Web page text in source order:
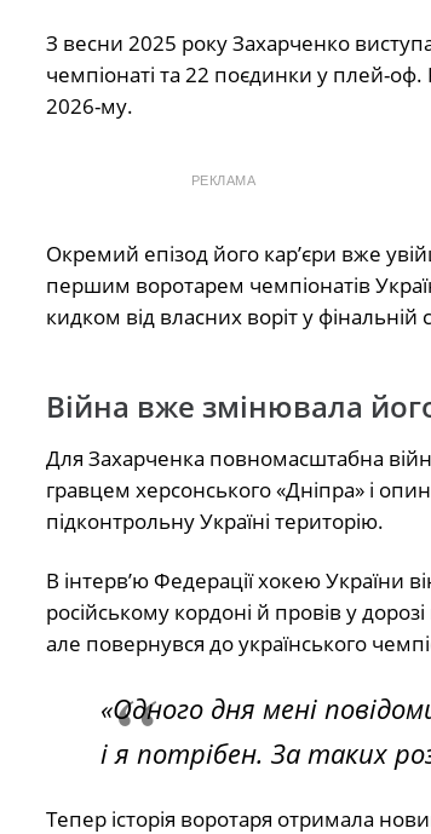
З весни 2025 року Захарченко
чемпіонаті та 22 поєдинки у плей-
2026-му.
РЕКЛАМА
Окремий епізод його кар’єри вже
першим воротарем чемпіонатів
кидком від власних воріт у фінальній
Війна вже змінювала
Для Захарченка повномасштабна
гравцем херсонського «Дніпра» і
підконтрольну Україні територію.
В інтерв’ю Федерації хокею України
російському кордоні й провів у
але повернувся до українського
«Одного дня мені
і я потрібен. За таких
Тепер історія воротаря отримала